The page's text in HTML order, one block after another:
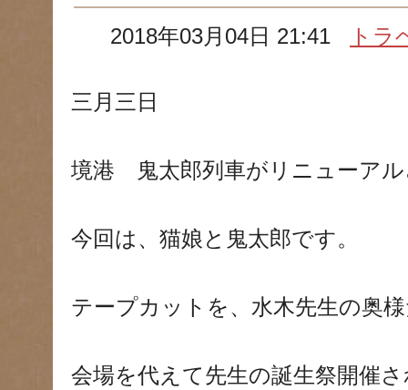
2018年03月04日 21:41 トラ
三月三日
境港 鬼太郎列車がリニューア
今回は、猫娘と鬼太郎です。
テープカットを、水木先生の奥
会場を代えて先生の誕生祭開催